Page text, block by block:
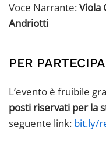
Voce Narrante:Viola
Andriotti
PER
L’evento è fruibile
posti riservati per la
seguente link: bit.ly/